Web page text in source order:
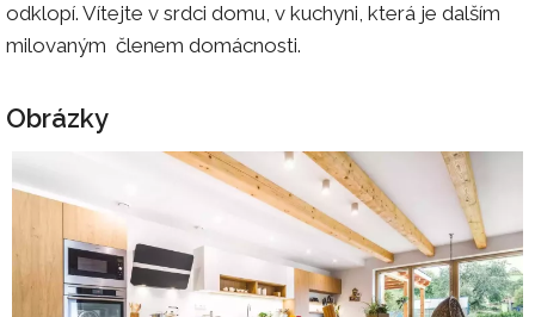
odklopí. Vítejte v srdci domu, v kuchyni, která je dalším
milovaným členem domácnosti.
Obrázky